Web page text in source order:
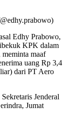
Edhy Prabowo,
KPK dalam
meminta maaf
uang Rp 3,4
dari PT Aero
Jenderal
Jumat